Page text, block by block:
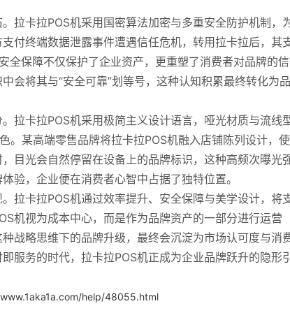
拉卡拉POS机采用国密算法加密与多重安全防护机制，
付终端数据泄露事件遭遇信任危机，转用拉卡拉后，其
全保障不仅保护了企业资产，更重塑了消费者对品牌的
会将其与“安全可靠”划等号，这种认知积累最终转化为
拉卡拉POS机采用极简主义设计语言，哑光材质与流线
。某高端零售品牌将拉卡拉POS机融入店铺陈列设计，
目光会自然停留在设备上的品牌标识，这种高频次曝光
验，企业便在消费者心智中占据了独特位置。
拉卡拉POS机通过效率提升、安全保障与美学设计，将
机视为成本中心，而是作为品牌资产的一部分进行运营
战略思维下的品牌升级，最终会沉淀为市场认可度与消
服务的时代，拉卡拉POS机正成为企业品牌跃升的隐形引
help/48055.html